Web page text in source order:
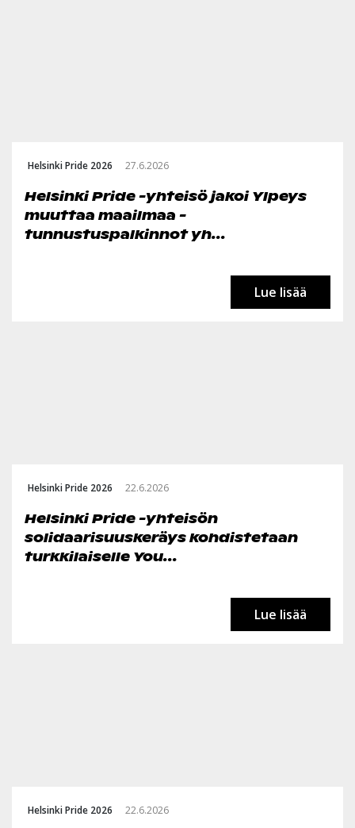
Helsinki Pride 2026 27.6.2026
Helsinki Pride -yhteisö jakoi Ylpeys
muuttaa maailmaa -
tunnustuspalkinnot yh...
Lue lisää
Helsinki Pride 2026 22.6.2026
Helsinki Pride -yhteisön
solidaarisuuskeräys kohdistetaan
turkkilaiselle You...
Lue lisää
Helsinki Pride 2026 22.6.2026